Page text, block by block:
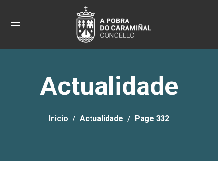
Actualidade
Inicio Actualidade Page 332